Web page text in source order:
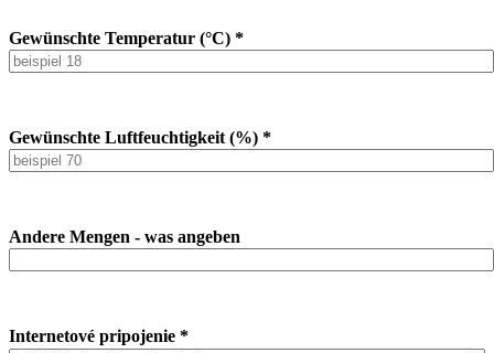
Gewünschte Temperatur (°C) *
Gewünschte Luftfeuchtigkeit (%) *
Andere Mengen - was angeben
Internetové pripojenie *